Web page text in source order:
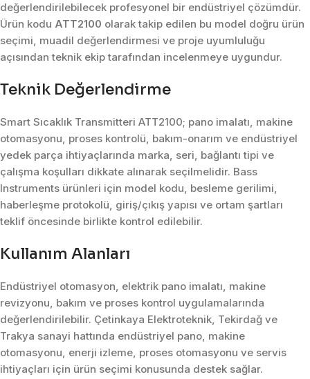
değerlendirilebilecek profesyonel bir endüstriyel çözümdür.
Ürün kodu ATT2100 olarak takip edilen bu model doğru ürün
seçimi, muadil değerlendirmesi ve proje uyumluluğu
açısından teknik ekip tarafından incelenmeye uygundur.
Teknik Değerlendirme
Smart Sıcaklık Transmitteri ATT2100; pano imalatı, makine
otomasyonu, proses kontrolü, bakım-onarım ve endüstriyel
yedek parça ihtiyaçlarında marka, seri, bağlantı tipi ve
çalışma koşulları dikkate alınarak seçilmelidir. Bass
Instruments ürünleri için model kodu, besleme gerilimi,
haberleşme protokolü, giriş/çıkış yapısı ve ortam şartları
teklif öncesinde birlikte kontrol edilebilir.
Kullanım Alanları
Endüstriyel otomasyon, elektrik pano imalatı, makine
revizyonu, bakım ve proses kontrol uygulamalarında
değerlendirilebilir. Çetinkaya Elektroteknik, Tekirdağ ve
Trakya sanayi hattında endüstriyel pano, makine
otomasyonu, enerji izleme, proses otomasyonu ve servis
ihtiyaçları için ürün seçimi konusunda destek sağlar.